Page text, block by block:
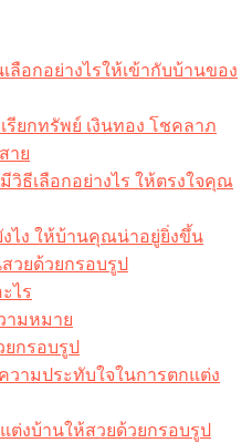
ลือกอย่างไรให้เข้ากับบ้านของ
ยกทรัพย์ เงินทอง โชคลาภ
าย
ธีเลือกอย่างไร ให้ตรงใจคุณ
งไง ให้บ้านคุณน่าอยู่ยิ่งขึ้น
วยด้วยกรอบรูป
ไร​
ามหมาย
ยกรอบรูป
ามประทับใจในการตกแต่ง
ต่งบ้านให้สวยด้วยกรอบรูป